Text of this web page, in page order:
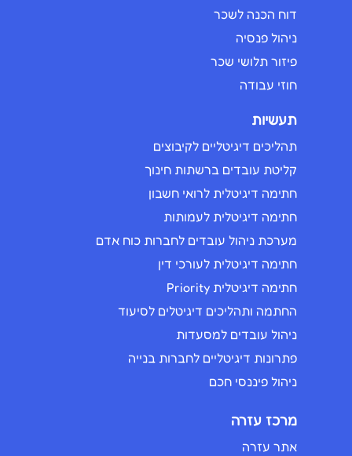
דוח הכנה לשכר
ניהול פנסיה
פיזור תלושי שכר
חוזי עבודה
תעשיות
תהליכים דיגיטליים לקיבוצים
קליטת עובדים ברשתות חינוך
חתימה דיגיטלית לרואי חשבון
חתימה דיגיטלית לעמותות
מערכת ניהול עובדים לחברות כוח אדם
חתימה דיגיטלית לעורכי דין
חתימה דיגיטלית Priority
החתמה ותהליכים דיגיטלים לסיעוד
ניהול עובדים למסעדות
פתרונות דיגיטליים לחברות בנייה
ניהול פיננסי חכם
מרכז עזרה
אתר עזרה